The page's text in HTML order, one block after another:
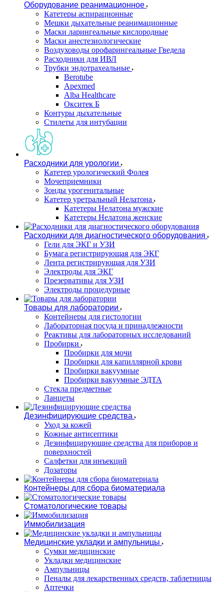
Оборудование реанимационное
Катетеры аспирационные
Мешки дыхательные реанимационные
Маски ларингеальные кислородные
Маски анестезиологические
Воздуховоды орофарингеальные Гведела
Расходники для ИВЛ
Трубки эндотрахеальные
Berotube
Apexmed
Alba Healthcare
Окситек Б
Контуры дыхательные
Стилеты для интубации
Расходники для урологии
Катетер урологический Фолея
Мочеприемники
Зонды урогенитальные
Катетер уретральный Нелатона
Катетеры Нелатона мужские
Катетеры Нелатона женские
Расходники для диагностического оборудования
Гели для ЭКГ и УЗИ
Бумага регистрирующая для ЭКГ
Лента регистрирующая для УЗИ
Электроды для ЭКГ
Презервативы для УЗИ
Электроды процедурные
Товары для лаборатории
Контейнеры для гистологии
Лабораторная посуда и принадлежности
Реактивы для лабораторных исследований
Пробирки
Пробирки для мочи
Пробирки для капиллярной крови
Пробирки вакуумные
Пробирки вакуумные ЭДТА
Стекла предметные
Ланцеты
Дезинфицирующие средства
Уход за кожей
Кожные антисептики
Дезинфицирующие средства для приборов и
поверхностей
Салфетки для инъекций
Дозаторы
Контейнеры для сбора биоматериала
Стоматологические товары
Иммобилизация
Медицинские укладки и ампульницы
Сумки медицинские
Укладки медицинские
Ампульницы
Пеналы для лекарственных средств, таблетницы
Аптечки